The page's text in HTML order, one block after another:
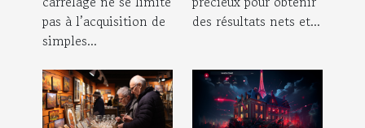
pas à l’acquisition de
simples...
des résultats nets et...